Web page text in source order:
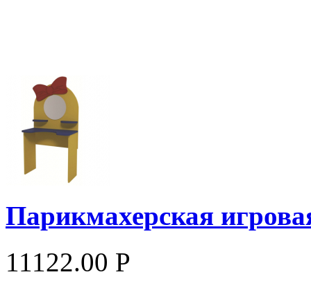
Парикмахерская
11122.00 Р